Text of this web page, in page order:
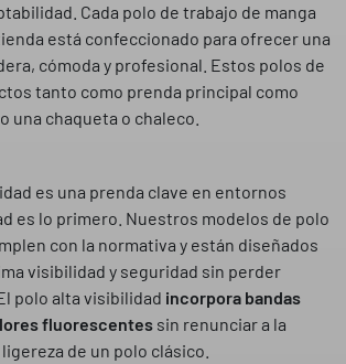
Cada polo de trabajo de manga
está confeccionado para ofrecer una
cómoda y profesional. Estos polos de
tanto como prenda principal como
una chaqueta o chaleco.
es una prenda clave en entornos
es lo primero. Nuestros modelos de polo
con la normativa y están diseñados
visibilidad y seguridad sin perder
polo alta visibilidad incorpora bandas
fluorescentes sin renunciar a la
de un polo clásico.